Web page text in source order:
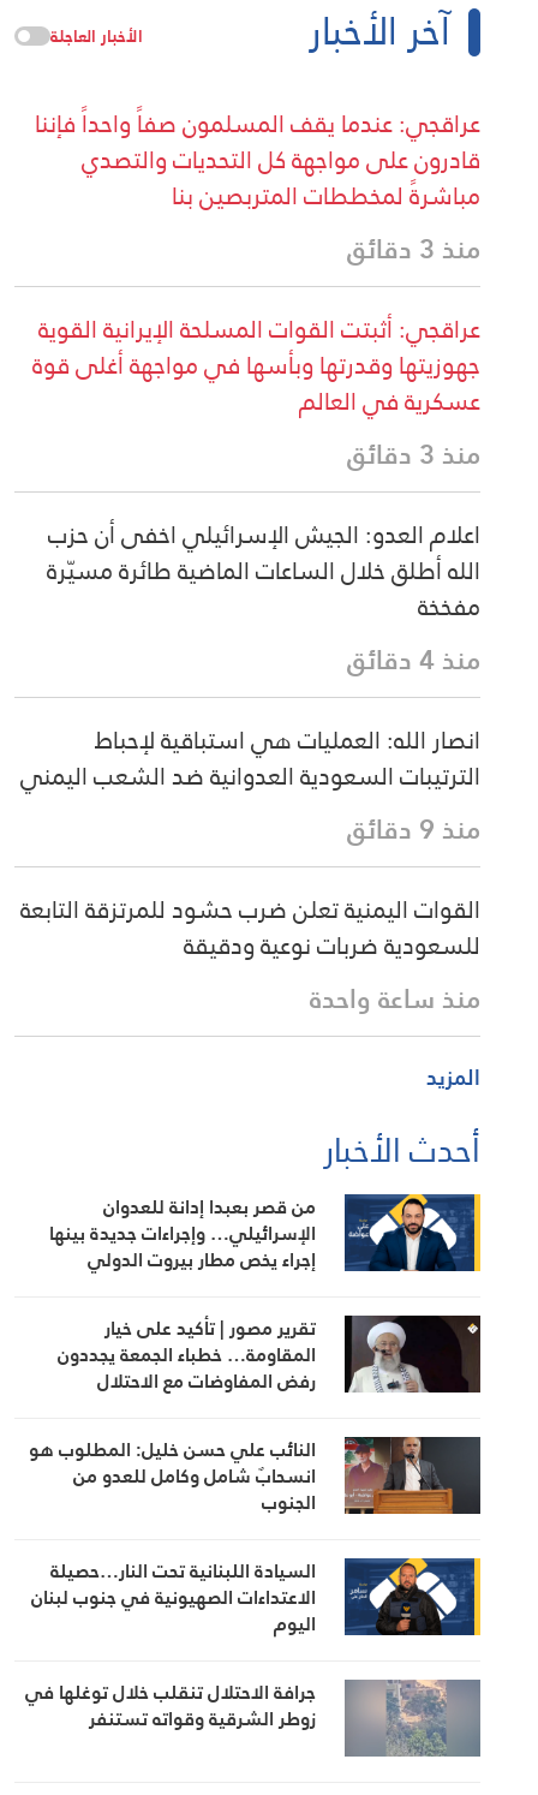
آخر الأخبار الأخبار العاجلة
عراقجي: عندما يقف المسلمون صفاً واحداً فإننا
قادرون على مواجهة كل التحديات والتصدي
مباشرةً لمخططات المتربصين بنا
منذ 3 دقائق
عراقجي: أثبتت القوات المسلحة الإيرانية القوية
جهوزيتها وقدرتها وبأسها في مواجهة أغلى قوة
عسكرية في العالم
منذ 3 دقائق
اعلام العدو: الجيش الإسرائيلي اخفى أن حزب
الله أطلق خلال الساعات الماضية طائرة مسيّرة
مفخخة
منذ 4 دقائق
انصار الله: العمليات هي استباقية لإحباط
الترتيبات السعودية العدوانية ضد الشعب اليمني
منذ 9 دقائق
القوات اليمنية تعلن ضرب حشود للمرتزقة التابعة
للسعودية ضربات نوعية ودقيقة
منذ ساعة واحدة
المزيد
أحدث الأخبار
من قصر بعبدا إدانة للعدوان
الإسرائيلي… وإجراءات جديدة بينها
إجراء يخص مطار بيروت الدولي
تقرير مصور | تأكيد على خيار
المقاومة… خطباء الجمعة يجددون
رفض المفاوضات مع الاحتلال
النائب علي حسن خليل: المطلوب هو
انسحابٌ شامل وكامل للعدو من
الجنوب
السيادة اللبنانية تحت النار…حصيلة
الاعتداءات الصهيونية في جنوب لبنان
اليوم
جرافة الاحتلال تنقلب خلال توغلها في
زوطر الشرقية وقواته تستنفر